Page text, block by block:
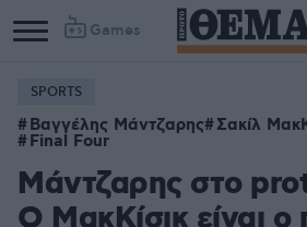
Games
Column
1
Column
2
SPORTS
Βαγγέλης Μάντζαρης Σακίλ
Final Four
Μάντζαρης στο